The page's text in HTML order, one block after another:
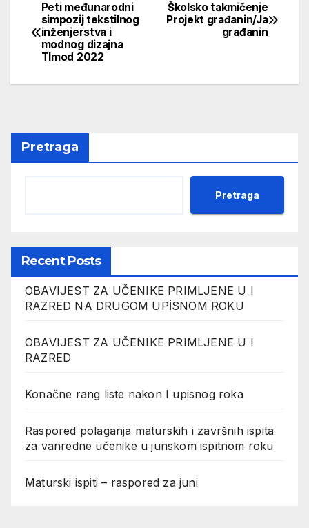
Navigacija
članaka
Školsko takmičenje
Projekt građanin/Ja
građanin
Peti međunarodni
simpozij tekstilnog
inženjerstva i
modnog dizajna
TImod 2022
Pretraga
Pretraga
Recent Posts
OBAVIJEST ZA UČENIKE PRIMLJENE U I
RAZRED NA DRUGOM UPİSNOM ROKU
OBAVIJEST ZA UČENIKE PRIMLJENE U I
RAZRED
Konačne rang liste nakon I upisnog roka
Raspored polaganja maturskih i završnih ispita
za vanredne učenike u junskom ispitnom roku
Maturski ispiti – raspored za juni